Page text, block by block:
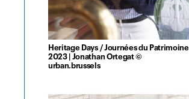
Heritage Days / Journées du Patrimoine
2023 | Jonathan Ortegat ©
urban.brussels